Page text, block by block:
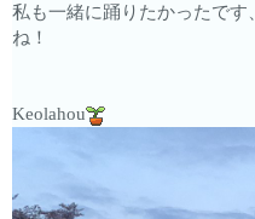
私も一緒に踊りたかったで
ね！
Keolahou